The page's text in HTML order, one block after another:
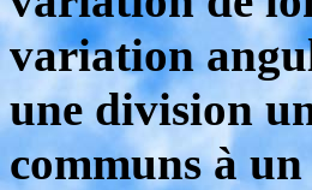
variation
une division
communs à